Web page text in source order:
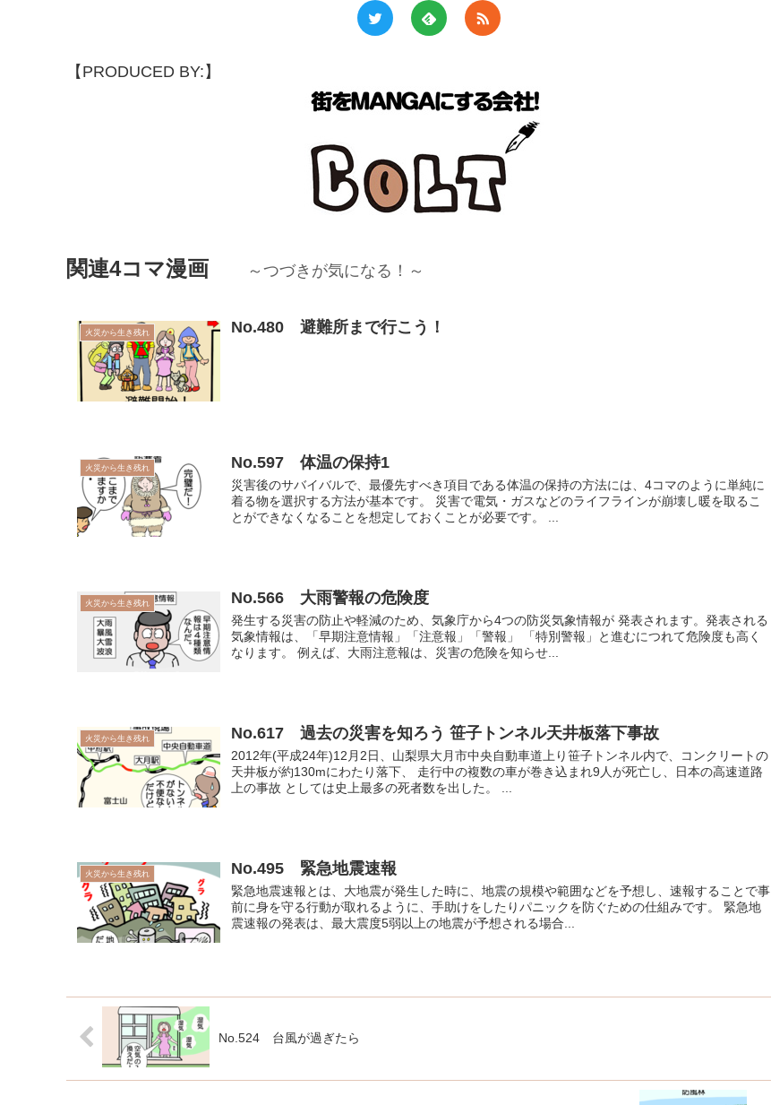
【PRODUCED BY:】
関連4コマ漫画 ～つづきが気になる！～
火災から生き残れ No.480 避難所まで行こう！
火災から生き残れ No.597 体温の保持1
災害後のサバイバルで、最優先すべき項目である体温の保持の方法には、4コマのように単純に
着る物を選択する方法が基本です。 災害で電気・ガスなどのライフラインが崩壊し暖を取るこ
とができなくなることを想定しておくことが必要です。 ...
火災から生き残れ No.566 大雨警報の危険度
発生する災害の防止や軽減のため、気象庁から4つの防災気象情報が 発表されます。発表される
気象情報は、「早期注意情報」「注意報」「警報」 「特別警報」と進むにつれて危険度も高く
なります。 例えば、大雨注意報は、災害の危険を知らせ...
火災から生き残れ No.617 過去の災害を知ろう 笹子トンネル天井板落下事故
2012年(平成24年)12月2日、山梨県大月市中央自動車道上り笹子トンネル内で、コンクリートの
天井板が約130mにわたり落下、 走行中の複数の車が巻き込まれ9人が死亡し、日本の高速道路
上の事故 としては史上最多の死者数を出した。 ...
火災から生き残れ No.495 緊急地震速報
緊急地震速報とは、大地震が発生した時に、地震の規模や範囲などを予想し、速報することで事
前に身を守る行動が取れるように、手助けをしたりパニックを防ぐための仕組みです。 緊急地
震速報の発表は、最大震度5弱以上の地震が予想される場合...
No.524 台風が過ぎたら